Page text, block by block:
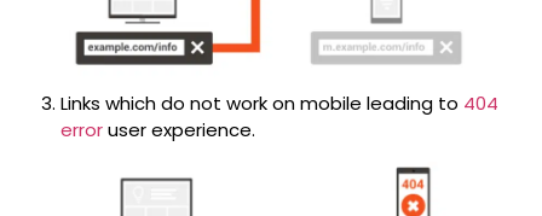
Links which do not work on mobile leading to 404
erroruser experience.